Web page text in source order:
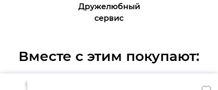
Дружелюбный
сервис
Вместе с этим покупают: